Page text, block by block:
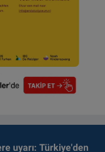
uyarı: Türkiye'den